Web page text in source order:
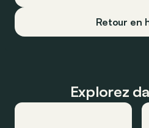
Retour en
Explorez